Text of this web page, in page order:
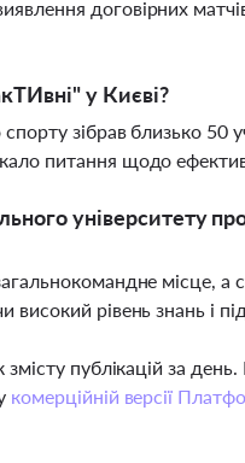
договірних
у Києві?
зібрав близько 50
питання щодо
університету
місце,
високий рівень знань і
публікацій за
комерційній версії